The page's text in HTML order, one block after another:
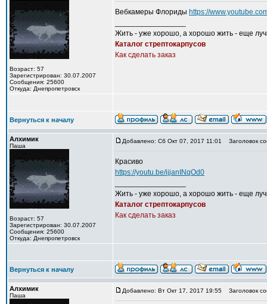
Возраст: 57
Зарегистрирован: 30.07.2007
Сообщения: 25600
Откуда: Днепропетровск
Вебкамеры Флориды https://
Жить - уже хорошо, а хорошо жить - еще
Каталог стрептокарпусов
Как сделать заказ
Вернуться к началу
Алхимик
Паша
Возраст: 57
Зарегистрирован: 30.07.2007
Сообщения: 25600
Откуда: Днепропетровск
Добавлено: Сб Окт 07, 2017 11:01 Заголовок
Красиво
https://youtu.be/ijjanINqOd0
Жить - уже хорошо, а хорошо жить - еще
Каталог стрептокарпусов
Как сделать заказ
Вернуться к началу
Алхимик
Паша
Добавлено: Вт Окт 17, 2017 19:55 Заголовок